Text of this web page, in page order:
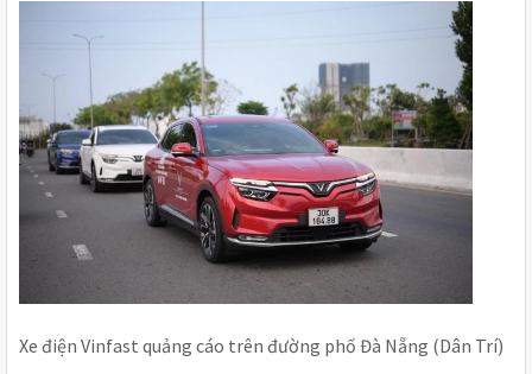
Xe điện Vinfast quảng cáo trên đường phố Đà Nẵng (Dân Trí)